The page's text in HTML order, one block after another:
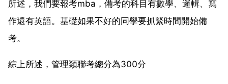
所述，我們要報考mba，備考的科目有數學、邏輯、寫
作還有英語。基礎如果不好的同學要抓緊時間開始備
考。
綜上所述，管理類聯考總分為300分